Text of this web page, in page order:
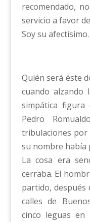
recomendado,
servicio a favor
Soy su afectísimo.
Quién será éste
cuando
simpática
Pedro
tribulaciones
su nombre había
La cosa era
cerraba. El
partido, después
calles de
cinco leguas